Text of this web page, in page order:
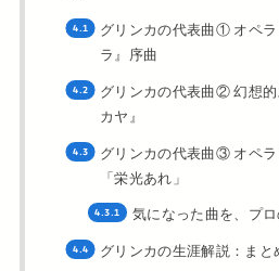
グリンカの代表曲① オペラ
ラ』序曲
グリンカの代表曲② 幻想
カヤ』
グリンカの代表曲③ オペ
「栄光あれ」
気になった曲を、プ
グリンカの生涯解説：まと